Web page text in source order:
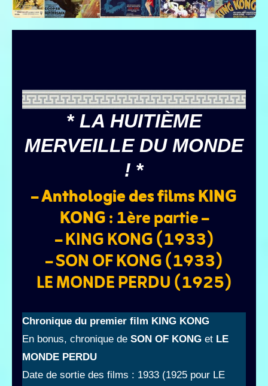
* LA HUITIÈME
MERVEILLE DU MONDE
! *
–Anthologie des films KING
KONG: 1ère partie –
– KING KONG (1933)
– SON OF KONG (1933)
LE MONDE PERDU (1925)
Chronique du premier film KING KONG
En bonus, chronique de SON OF KONG et LE
MONDE PERDU
Date de sortie des films : 1933 (1925 pour LE